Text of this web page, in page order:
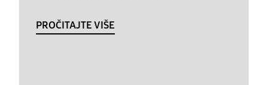
PROČITAJTE VIŠE